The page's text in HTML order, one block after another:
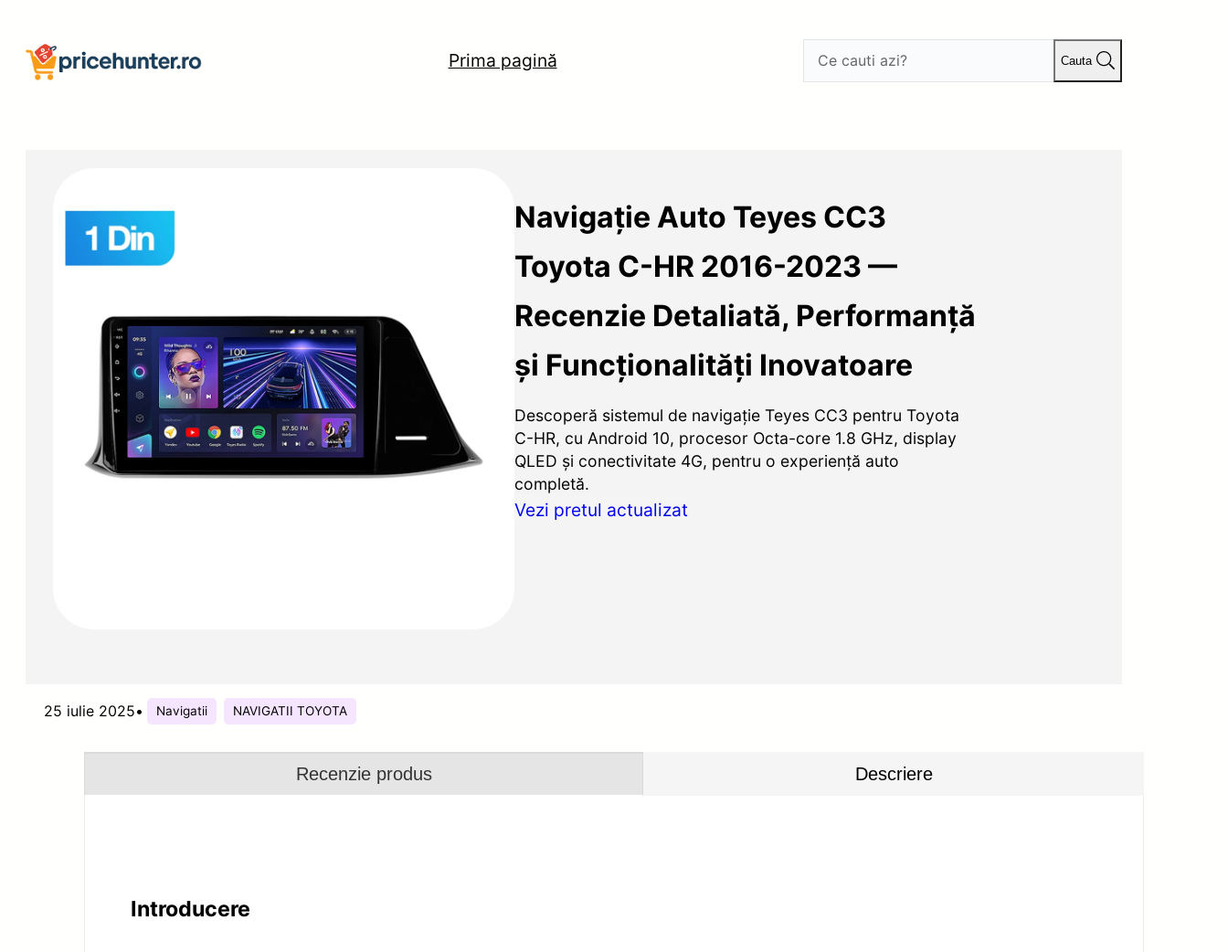
conținut
Prima pagină Cauta
Navigație Auto Teyes CC3
Toyota C-HR 2016-2023 —
Recenzie Detaliată, Performanță
și Funcționalități Inovatoare
Descoperă sistemul de navigație Teyes CC3 pentru Toyota
C-HR, cu Android 10, procesor Octa-core 1.8 GHz, display
QLED și conectivitate 4G, pentru o experiență auto
completă.
Vezi pretul actualizat
25 iulie 2025• Navigatii NAVIGATII TOYOTA
Recenzie produs Descriere
Introducere